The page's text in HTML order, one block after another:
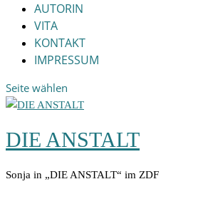
AUTORIN
VITA
KONTAKT
IMPRESSUM
Seite wählen
DIE ANSTALT
Sonja in „DIE ANSTALT“ im ZDF